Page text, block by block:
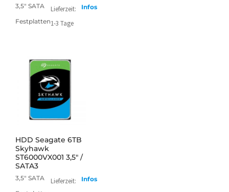
3,5" SATA
Festplatten
Lieferzeit:
1-3 Tage
Infos
HDD Seagate 6TB
Skyhawk
ST6000VX001 3,5" /
SATA3
3,5" SATA
Lieferzeit:
Infos